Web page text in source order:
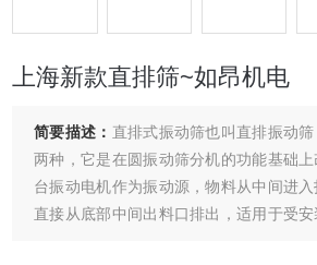
上海新款直排筛~如昂机电
简要描述： 直排式振动筛也叫直排振动
两种，它是在圆振动筛分机的功能基础
台振动电机作为振动源，物料从中间进入
直接从底部中间出料口排出，适用于受